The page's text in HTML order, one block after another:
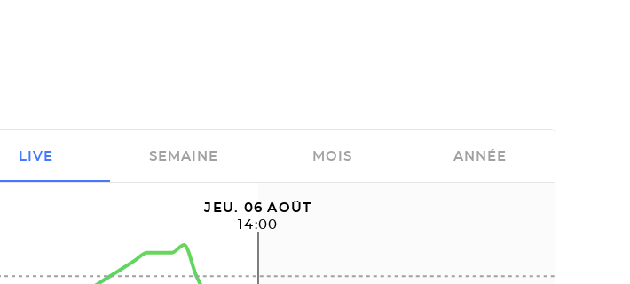
JEU. 06 AOÛT
14:00
LIVE SEMAINE MOIS ANNÉE